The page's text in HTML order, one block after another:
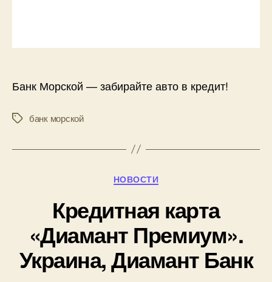
Банк Морской — забирайте авто в кредит!
Меткибанк морской
Рубрики
НОВОСТИ
Кредитная карта
«Диамант Премиум».
Украина, Диамант Банк